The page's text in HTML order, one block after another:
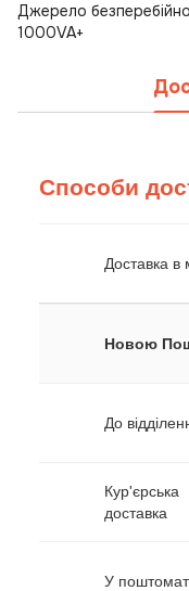
Джерело
1000VA+
Способи
Доставка
Новою
До
Кур'єрська
доставка
У поштомат